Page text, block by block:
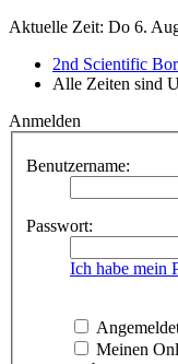
Aktuelle Zeit: Do 6.
2nd Scientific
Alle Zeiten sind
Anmelden
Benutzername:
Passwort:
Ich habe mein
Meinen